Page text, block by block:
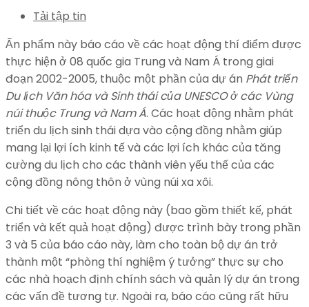
Tải tập tin
Ấn phẩm này báo cáo về các hoạt động thí điểm được
thực hiện ở 08 quốc gia Trung và Nam Á trong giai
đoạn 2002-2005, thuộc một phần của dự án Phát triển
Du lịch Văn hóa và Sinh thái của UNESCO ở các Vùng
núi thuộc Trung và Nam Á. Các hoạt động nhằm phát
triển du lịch sinh thái dựa vào cộng đồng nhằm giúp
mang lại lợi ích kinh tế và các lợi ích khác của tăng
cường du lịch cho các thành viên yếu thế của các
cộng đồng nông thôn ở vùng núi xa xôi.
Chi tiết về các hoạt động này (bao gồm thiết kế, phát
triển và kết quả hoạt động) được trình bày trong phần
3 và 5 của báo cáo này, làm cho toàn bộ dự án trở
thành một “phòng thí nghiệm ý tưởng” thực sự cho
các nhà hoạch định chính sách và quản lý dự án trong
các vấn đề tương tự. Ngoài ra, báo cáo cũng rất hữu